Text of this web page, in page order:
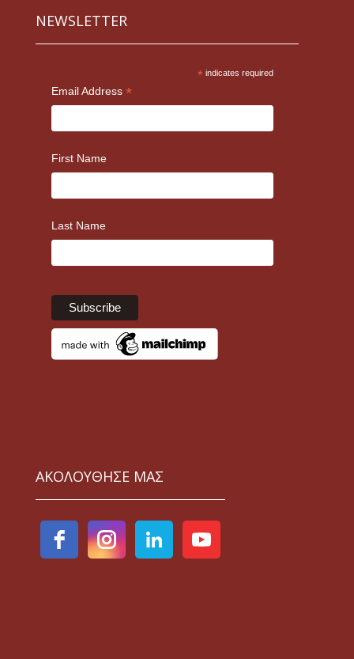
NEWSLETTER
* indicates required
Email Address *
First Name
Last Name
ΑΚΟΛΟΥΘΗΣΕ ΜΑΣ